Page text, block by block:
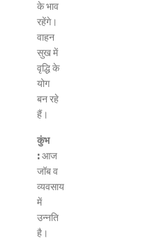
के भाव
रहेंगे।
वाहन
सुख में
वृद्धि के
योग
बन रहे
हैं।
कुंभ
:आज
जॉब व
व्यवसाय
में
उन्नति
है।